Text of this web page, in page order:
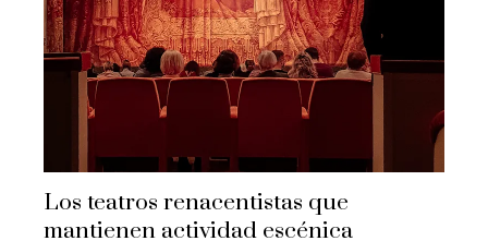
Los teatros renacentistas que
mantienen actividad escénica